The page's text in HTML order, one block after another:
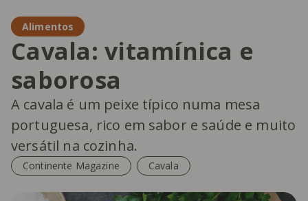
Alimentos
Cavala: vitamínica e
saborosa
A cavala é um peixe típico numa mesa
portuguesa, rico em sabor e saúde e muito
versátil na cozinha.
Continente Magazine Cavala